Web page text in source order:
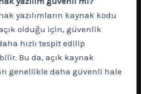
yazılımların kaynak kodu
olduğu için, güvenlik
hızlı tespit edilip
Bu da, açık kaynak
genellikle daha güvenli hale